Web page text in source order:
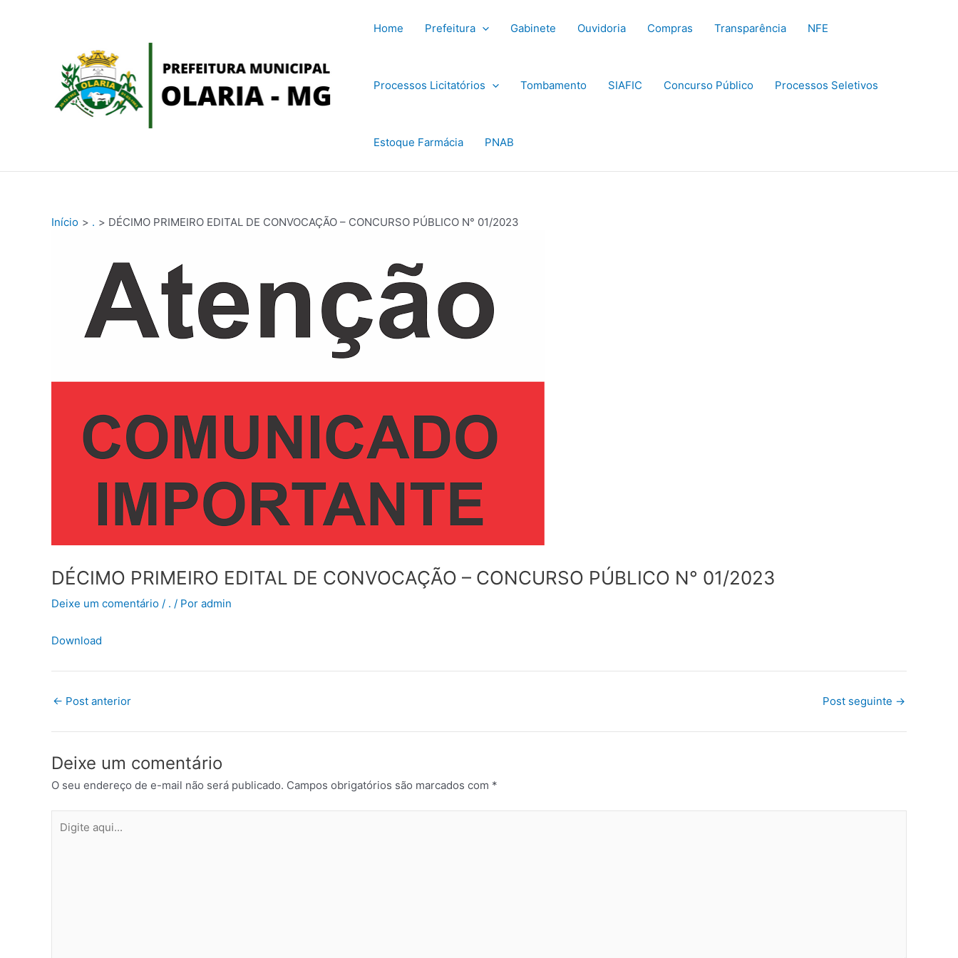
Home Prefeitura Gabinete Ouvidoria Compras Transparência NFE
Processos Licitatórios Tombamento SIAFIC Concurso Público Processos Seletivos
Estoque Farmácia PNAB
Início . DÉCIMO PRIMEIRO EDITAL DE CONVOCAÇÃO – CONCURSO PÚBLICO N° 01/2023
DÉCIMO PRIMEIRO EDITAL DE CONVOCAÇÃO – CONCURSO PÚBLICO N° 01/2023
Deixe um comentário / . / Por admin
Download
← Post anterior Post seguinte →
Deixe um comentário
O seu endereço de e-mail não será publicado. Campos obrigatórios são marcados com *
aqui...